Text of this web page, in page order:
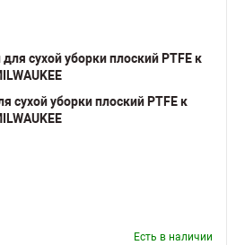
сухой уборки плоский PTFE к
Есть в наличии